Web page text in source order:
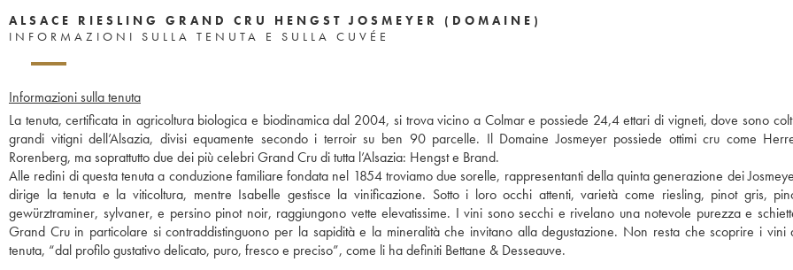
ALSACE RIESLING GRAND CRU HENGST JOSMEYER (DOMAINE)
INFORMAZIONI SULLA TENUTA E SULLA CUVÉE
Informazioni sulla tenuta
La tenuta, certificata in agricoltura biologica e biodinamica dal 2004, si trova vicino a Colmar e possiede 24,4 ettari di vigneti, dove sono
grandi vitigni dell’Alsazia, divisi equamente secondo i terroir su ben 90 parcelle. Il Domaine Josmeyer possiede ottimi cru come
Rorenberg, ma soprattutto due dei più celebri Grand Cru di tutta l’Alsazia: Hengst e Brand.
Alle redini di questa tenuta a conduzione familiare fondata nel 1854 troviamo due sorelle, rappresentanti della quinta generazione dei
dirige la tenuta e la viticoltura, mentre Isabelle gestisce la vinificazione. Sotto i loro occhi attenti, varietà come riesling, pinot gris,
gewürztraminer, sylvaner, e persino pinot noir, raggiungono vette elevatissime. I vini sono secchi e rivelano una notevole purezza e
Grand Cru in particolare si contraddistinguono per la sapidità e la mineralità che invitano alla degustazione. Non resta che scoprire i vini
tenuta, “dal profilo gustativo delicato, puro, fresco e preciso”, come li ha definiti Bettane & Desseauve.